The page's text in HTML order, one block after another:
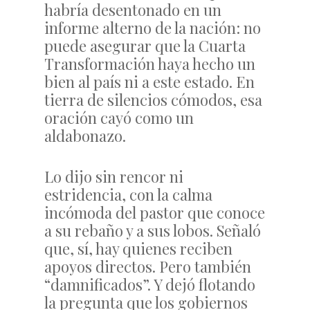
habría desentonado en un
informe alterno de la nación: no
puede asegurar que la Cuarta
Transformación haya hecho un
bien al país ni a este estado. En
tierra de silencios cómodos, esa
oración cayó como un
aldabonazo.
Lo dijo sin rencor ni
estridencia, con la calma
incómoda del pastor que conoce
a su rebaño y a sus lobos. Señaló
que, sí, hay quienes reciben
apoyos directos. Pero también
“damnificados”. Y dejó flotando
la pregunta que los gobiernos